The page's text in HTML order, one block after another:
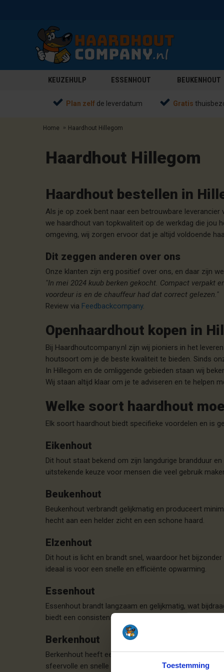
Toestemming
KEUZEHULP ESSENHOUT BEUKENHOUT
Plan zelf de leverdatum Gratis
Home Haardhout Hillegom
Haardhout Hillegom
Haardhout bestellen in
Als je op zoek bent naar een betrouwbare
we haardhout van topkwaliteit op de werkdag die jou
omgeving, wij zorgen ervoor dat je altijd voldoende
Dit zeggen anderen over ons
Onze klanten zijn erg positief over ons, en daar zijn
"In mei 2024 kuub berken gekocht. Compact verpakt
voordeur is en de chauffeur had dat correct gelezen."
Review via Feedbackcompany.
Openhaardhout kopen in
Bij Haardhoutcompany.nl zijn wij pioniers in het
houtsoort om je de beste kwaliteit te bieden. Sinds
In Hillegom en de omliggende gebieden staan wij
Wij staan altijd klaar om je te adviseren en te helpen
Welke soort haardhout
Elk soort haardhout biedt specifieke voordelen en is
Eikenhout
Dit hout staat bekend om zijn langdurige brandduur
uitstekende keuze voor mensen die veel gebruik
Beukenhout
Beukenhout verbrandt gelijkmatig en produceert
hecht aan een helder zicht en een schone haard.
Elzenhout
Dit hout is licht en brandt snel, waardoor het
ideaal is voor een snelle en efficiënte opwarming.
Essenhout
Essenhout brandt langzaam en gelijkmatig, wat
biedt een consistente warmtebron.
Berkenhout
Berkenhout heeft een aangename geur en brandt
sfeervolle en snelle warmtebron.